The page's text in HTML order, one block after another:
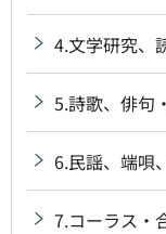
4.文学研究、
5.詩歌、俳句
6.民謡、端唄
7.コーラス・